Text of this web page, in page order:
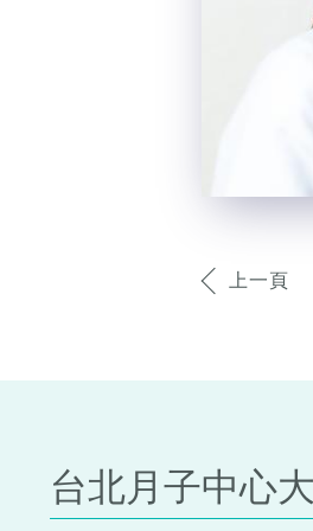
上一頁
台北月子中心